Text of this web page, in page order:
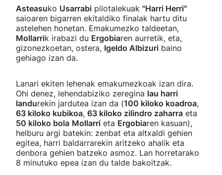
Asteasuko Usarrabi pilotalekuak "Harri Herri"
saioaren bigarren ekitaldiko finalak hartu ditu
astelehen honetan. Emakumezko taldeetan,
Mollarrik irabazi du Ergobiaren aurretik, eta,
gizonezkoetan, ostera, Igeldo Albizuri baino
gehiago izan da.
Lanari ekiten lehenak emakumezkoak izan dira.
Ohi denez, lehendabiziko zeregina lau harri
landurekin jardutea izan da (100 kiloko koadroa,
63 kiloko kubikoa, 63 kiloko zilindro zaharra eta
50 kiloko bola Mollarri eta Ergobiaren kasuan),
helburu argi batekin: zenbat eta altxaldi gehien
egitea, harri baldarrarekin aritzeko ahalik eta
denbora gehien batzeko asmoz. Lan horretarako
8 minutuko epea izan du talde bakoitzak.